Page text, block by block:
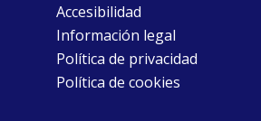
Accesibilidad
Información legal
Política de privacidad
Política de cookies